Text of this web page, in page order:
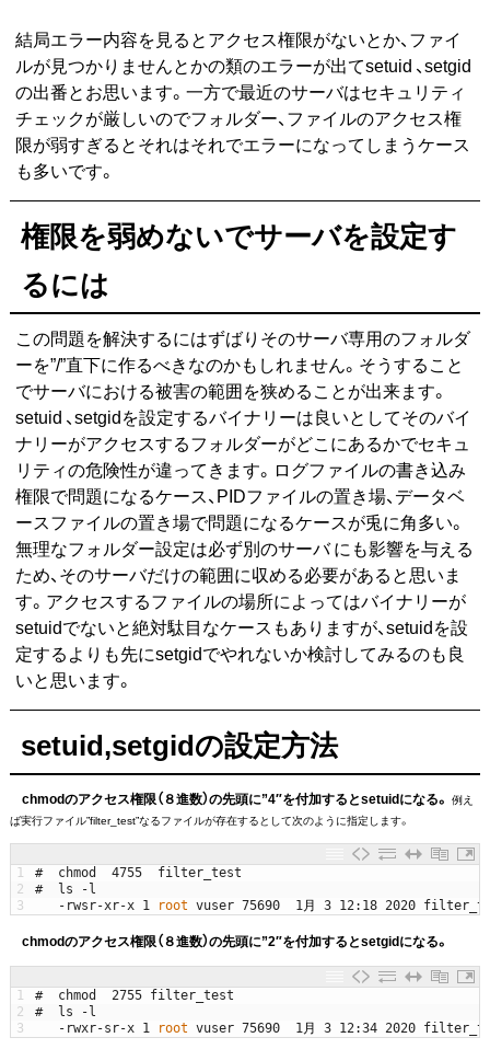
結局エラー内容を見るとアクセス権限がないとか、ファイ
ルが見つかりませんとかの類のエラーが出てsetuid 、setgid
の出番とお思います。一方で最近のサーバはセキュリティ
チェックが厳しいのでフォルダー、ファイルのアクセス権
限が弱すぎるとそれはそれでエラーになってしまうケース
も多いです。
権限を弱めないでサーバを設定す
るには
この問題を解決するにはずばりそのサーバ専用のフォルダ
ーを”/”直下に作るべきなのかもしれません。そうすること
でサーバにおける被害の範囲を狭めることが出来ます。
setuid 、setgidを設定するバイナリーは良いとしてそのバイ
ナリーがアクセスするフォルダーがどこにあるかでセキュ
リティの危険性が違ってきます。ログファイルの書き込み
権限で問題になるケース、PIDファイルの置き場、データベ
ースファイルの置き場で問題になるケースが兎に角多い。
無理なフォルダー設定は必ず別のサーバにも影響を与える
ため、そのサーバだけの範囲に収める必要があると思いま
す。アクセスするファイルの場所によってはバイナリーが
setuidでないと絶対駄目なケースもありますが、setuidを設
定するよりも先にsetgidでやれないか検討してみるのも良
いと思います。
setuid,setgidの設定方法
chmodのアクセス権限（８進数）の先頭に”4″を付加するとsetuidになる。 例え
ば実行ファイル”filter_test”なるファイルが存在するとして次のように指定します。
1
2
3
#  chmod  4755  filter_test
#  ls -l
- rwsr-xr-x 1 root vuser 75690 1 月 3 12 : 18 2020
chmodのアクセス権限（８進数）の先頭に”2″を付加するとsetgidになる。
1
2
3
#  chmod  2755 filter_test
#  ls -l
- rwxr-sr-x 1 root vuser 75690 1 月 3 12 :34 2020